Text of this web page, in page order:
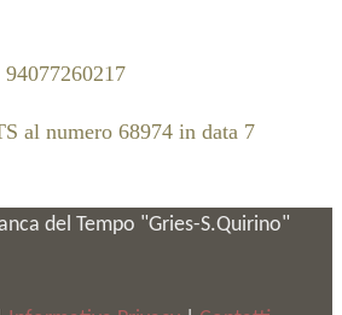
94077260217
al numero 68974 in data 7
del Tempo "Gries-S.Quirino"